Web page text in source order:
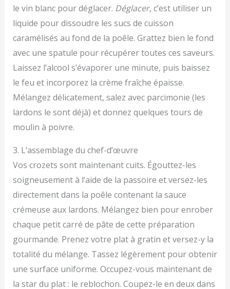
le vin blanc pour déglacer. Déglacer, c’est utiliser un
liquide pour dissoudre les sucs de cuisson
caramélisés au fond de la poêle. Grattez bien le fond
avec une spatule pour récupérer toutes ces saveurs.
Laissez l’alcool s’évaporer une minute, puis baissez
le feu et incorporez la crème fraîche épaisse.
Mélangez délicatement, salez avec parcimonie (les
lardons le sont déjà) et donnez quelques tours de
moulin à poivre.
3. L’assemblage du chef-d’œuvre
Vos crozets sont maintenant cuits. Égouttez-les
soigneusement à l’aide de la passoire et versez-les
directement dans la poêle contenant la sauce
crémeuse aux lardons. Mélangez bien pour enrober
chaque petit carré de pâte de cette préparation
gourmande. Prenez votre plat à gratin et versez-y la
totalité du mélange. Tassez légèrement pour obtenir
une surface uniforme. Occupez-vous maintenant de
la star du plat : le reblochon. Coupez-le en deux dans